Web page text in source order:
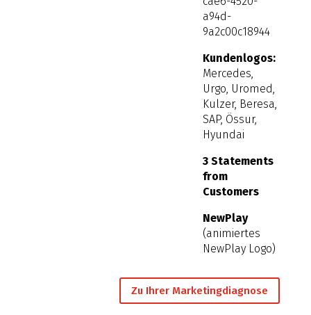
a94d-
9a2c00c18944
Kundenlogos:
Mercedes,
Urgo, Uromed,
Kulzer, Beresa,
SAP, Össur,
Hyundai
3 Statements
from
Customers
NewPlay
(animiertes
NewPlay Logo)
Zu Ihrer Marketingdiagnose